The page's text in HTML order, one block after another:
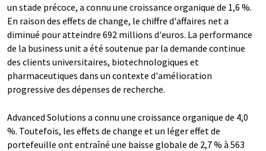
un stade précoce, a connu une croissance organique de 1,6 %.
En raison des effets de change, le chiffre d'affaires net a
diminué pour atteindre 692 millions d'euros. La performance
de la business unit a été soutenue par la demande continue
des clients universitaires, biotechnologiques et
pharmaceutiques dans un contexte d'amélioration
progressive des dépenses de recherche.
Advanced Solutions a connu une croissance organique de 4,0
%. Toutefois, les effets de change et un léger effet de
portefeuille ont entraîné une baisse globale de 2,7 % à 563